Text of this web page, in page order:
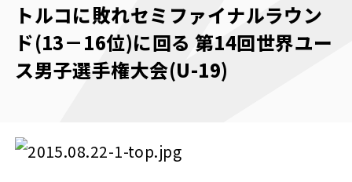
トルコに敗れセミファイナルラウン
ド(13－16位)に回る 第14回世界ユー
ス男子選手権大会(U-19)